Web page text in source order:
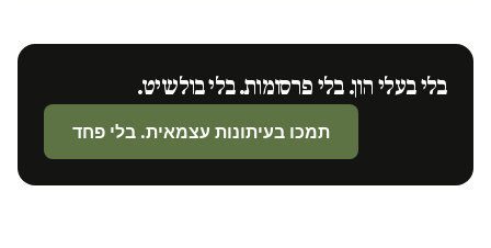
בלי בעלי הון. בלי פרסומות. בלי בולשיט.
תמכו בעיתונות עצמאית. בלי פחד